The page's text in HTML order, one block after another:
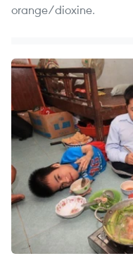
orange/dioxine.